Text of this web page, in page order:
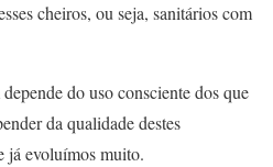
cheiros, ou seja, sanitários com
do uso consciente dos que
da qualidade destes
já evoluímos muito.